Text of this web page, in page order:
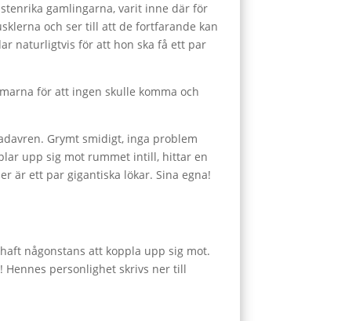
gamlingarna, varit inne där för
och ser till att de fortfarande kan
naturligtvis för att hon ska få ett par
för att ingen skulle komma och
Grymt smidigt, inga problem
upp sig mot rummet intill, hittar en
är ett par gigantiska lökar. Sina egna!
någonstans att koppla upp sig mot.
Hennes personlighet skrivs ner till